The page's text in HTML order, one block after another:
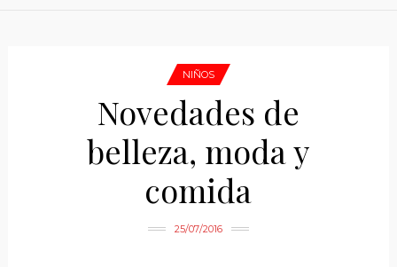
NIÑOS
Novedades de
belleza, moda y
comida
25/07/2016